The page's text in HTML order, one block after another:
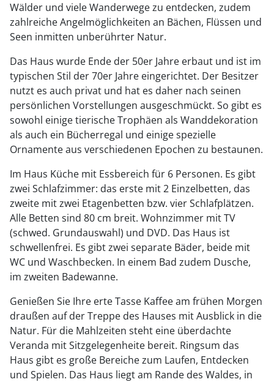
Wälder und viele Wanderwege zu entdecken, zudem
zahlreiche Angelmöglichkeiten an Bächen, Flüssen und
Seen inmitten unberührter Natur.
Das Haus wurde Ende der 50er Jahre erbaut und ist im
typischen Stil der 70er Jahre eingerichtet. Der Besitzer
nutzt es auch privat und hat es daher nach seinen
persönlichen Vorstellungen ausgeschmückt. So gibt es
sowohl einige tierische Trophäen als Wanddekoration
als auch ein Bücherregal und einige spezielle
Ornamente aus verschiedenen Epochen zu bestaunen.
Im Haus Küche mit Essbereich für 6 Personen. Es gibt
zwei Schlafzimmer: das erste mit 2 Einzelbetten, das
zweite mit zwei Etagenbetten bzw. vier Schlafplätzen.
Alle Betten sind 80 cm breit. Wohnzimmer mit TV
(schwed. Grundauswahl) und DVD. Das Haus ist
schwellenfrei. Es gibt zwei separate Bäder, beide mit
WC und Waschbecken. In einem Bad zudem Dusche,
im zweiten Badewanne.
Genießen Sie Ihre erte Tasse Kaffee am frühen Morgen
draußen auf der Treppe des Hauses mit Ausblick in die
Natur. Für die Mahlzeiten steht eine überdachte
Veranda mit Sitzgelegenheite bereit. Ringsum das
Haus gibt es große Bereiche zum Laufen, Entdecken
und Spielen. Das Haus liegt am Rande des Waldes, in